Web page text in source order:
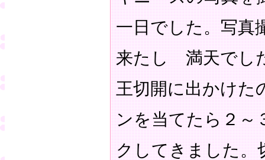
一日でした。写真
来たし 満天でし
王切開に出かけた
ンを当てたら２～
クしてきました